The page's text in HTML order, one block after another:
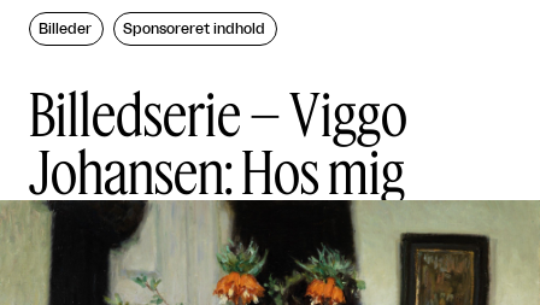
Billedserie – Viggo
Johansen: Hos mig
Billeder Sponsoreret indhold